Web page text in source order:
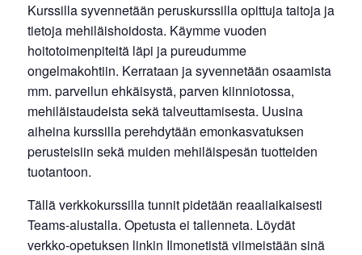
Kurssilla syvennetään peruskurssilla opittuja taitoja ja
tietoja mehiläishoidosta. Käymme vuoden
hoitotoimenpiteitä läpi ja pureudumme
ongelmakohtiin. Kerrataan ja syvennetään osaamista
mm. parveilun ehkäisystä, parven kiinniotossa,
mehiläistaudeista sekä talveuttamisesta. Uusina
aiheina kurssilla perehdytään emonkasvatuksen
perusteisiin sekä muiden mehiläispesän tuotteiden
tuotantoon.
Tällä verkkokurssilla tunnit pidetään reaaliaikaisesti
Teams-alustalla. Opetusta ei tallenneta. Löydät
verkko-opetuksen linkin Ilmonetistä viimeistään sinä